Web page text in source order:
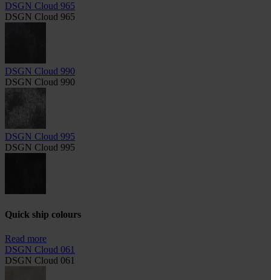
DSGN Cloud 965
DSGN Cloud 965
DSGN Cloud 990
DSGN Cloud 990
DSGN Cloud 995
DSGN Cloud 995
Quick ship colours
Read more
DSGN Cloud 061
DSGN Cloud 061